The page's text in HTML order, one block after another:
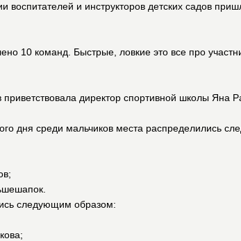
и инструкторов детских садов
10 команд. Быстрые, ловкие это все про
директор спортивной школы Яна
дня среди мальчиков места распределились
следующим образом: